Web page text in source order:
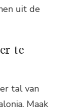
uit de
te
tal van
Maak